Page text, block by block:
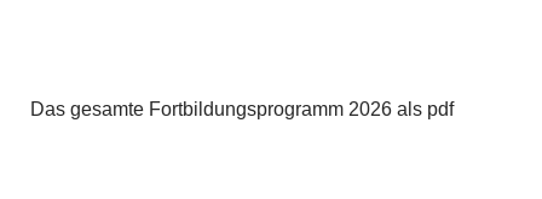
Das gesamte Fortbildungsprogramm 2026 als pdf